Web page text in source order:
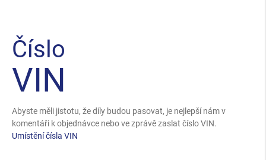
Číslo
VIN
Abyste měli jistotu, že díly budou pasovat, je nejlepší nám v
komentáři k objednávce nebo ve zprávě zaslat číslo VIN.
Umístění čísla VIN